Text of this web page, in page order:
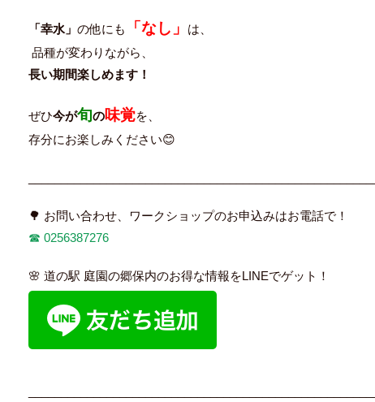
「幸水」 の他にも 「なし」
は、
品種が変わりながら、
長い期間楽しめます！
ぜひ今が旬の味覚を、
存分にお楽しみください😊
🌳 お問い合わせ、ワークショップのお申込みはお電話で！
☎︎ 0256387276
🌸 道の駅 庭園の郷保内のお得な情報をLINEでゲット！